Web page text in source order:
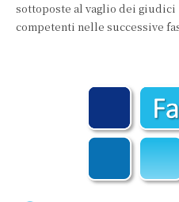
sottoposte al vaglio dei giudici
competenti nelle successive